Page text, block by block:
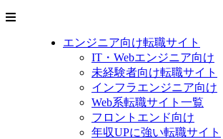
エンジニア向け転職サイト
IT・Webエンジニア向け
未経験者向け転職サイト
インフラエンジニア向け
Web系転職サイト一覧
フロントエンド向け
年収UPに強い転職サイト